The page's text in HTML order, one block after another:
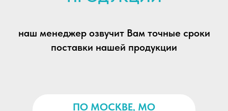
наш менеджер озвучит Вам точные сроки
поставки нашей продукции
ПО МОСКВЕ, МО